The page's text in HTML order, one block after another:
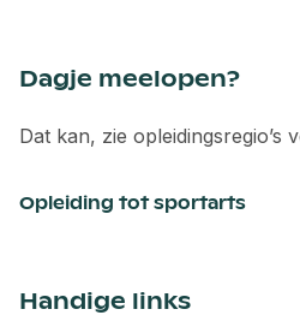
Dagje meelopen?
Dat kan, zie opleidingsregio’s
Opleiding tot sportarts
Handige links